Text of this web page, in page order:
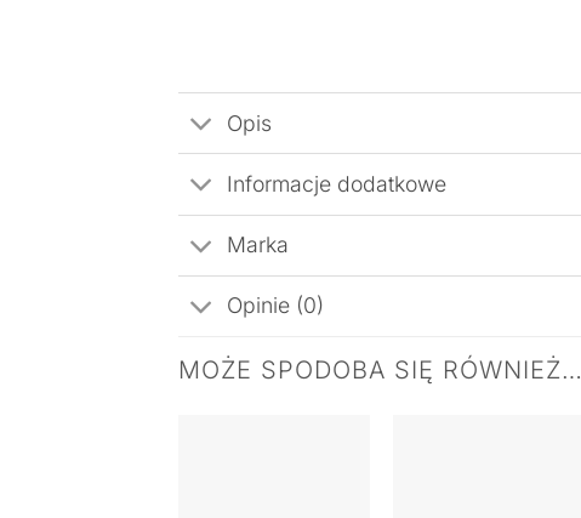
Opis
Informacje dodatkowe
Marka
Opinie (0)
MOŻE SPODOBA SIĘ RÓWNIEŻ…